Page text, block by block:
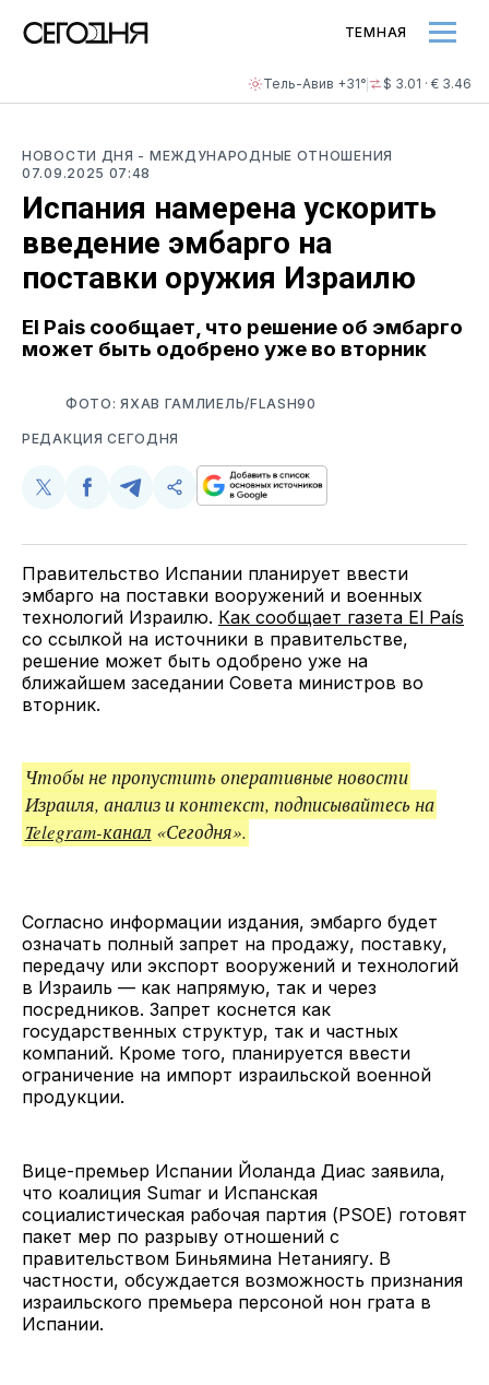
Тель-Авив +31° $ 3.01 · € 3.46
ТЕМНАЯ
НОВОСТИ ДНЯ - МЕЖДУНАРОДНЫЕ ОТНОШЕНИЯ
07.09.2025 07:48
Испания намерена ускорить
введение эмбарго на
поставки оружия Израилю
El Pais сообщает, что решение об эмбарго
может быть одобрено уже во вторник
ФОТО: ЯХАВ ГАМЛИЕЛЬ/FLASH90
РЕДАКЦИЯ СЕГОДНЯ
Поделиться
Twitter
Поделиться
Facebook
Поделиться
Telegram
Скопируйте
поделитесь
ссылкой
Правительство Испании планирует ввести
эмбарго на поставки вооружений и военных
технологий Израилю. Как сообщает газета El País
со ссылкой на источники в правительстве,
решение может быть одобрено уже на
ближайшем заседании Совета министров во
вторник.
Чтобы не пропустить оперативные новости
Израиля, анализ и контекст, подписывайтесь на
Telegram-канал «Сегодня».
Согласно информации издания, эмбарго будет
означать полный запрет на продажу, поставку,
передачу или экспорт вооружений и технологий
в Израиль — как напрямую, так и через
посредников. Запрет коснется как
государственных структур, так и частных
компаний. Кроме того, планируется ввести
ограничение на импорт израильской военной
продукции.
Вице-премьер Испании Йоланда Диас заявила,
что коалиция Sumar и Испанская
социалистическая рабочая партия (PSOE) готовят
пакет мер по разрыву отношений с
правительством Биньямина Нетаниягу. В
частности, обсуждается возможность признания
израильского премьера персоной нон грата в
Испании.